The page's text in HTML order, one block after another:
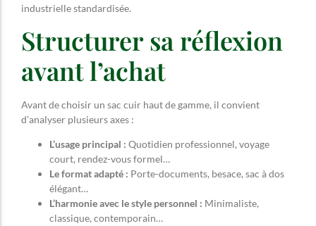
industrielle standardisée.
Structurer sa réflexion
avant l’achat
Avant de choisir un sac cuir haut de gamme, il convient
d’analyser plusieurs axes :
L’usage principal : Quotidien professionnel, voyage
court, rendez-vous formel…
Le format adapté : Porte-documents, besace, sac à dos
élégant…
L’harmonie avec le style personnel : Minimaliste,
classique, contemporain…